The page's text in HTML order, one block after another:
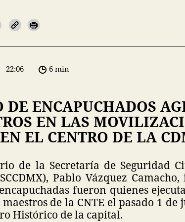
22:06 6 min
DE ENCAPUCHADOS
EN LAS
EL CENTRO DE LA
de la Secretaría de Seguridad
Pablo Vázquez
fueron quienes
de la CNTE el pasado 1
Histórico de la capital.